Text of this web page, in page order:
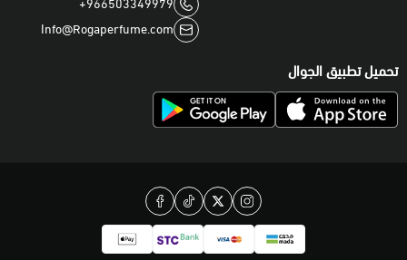
+966503349979
Info@Rogaperfume.com
تحميل تطبيق الجوال